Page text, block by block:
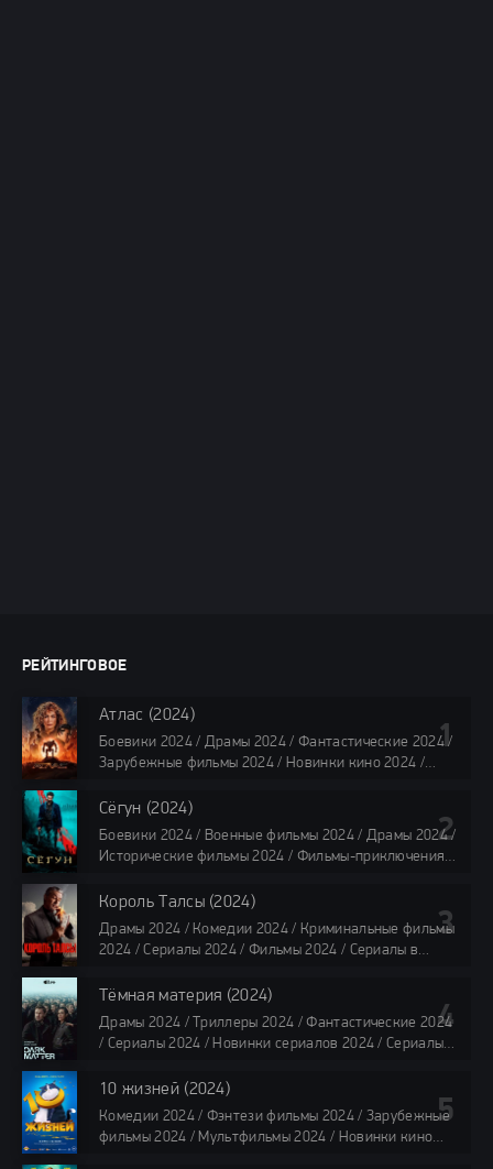
РЕЙТИНГОВОЕ
Атлас (2024)
Боевики 2024 / Драмы 2024 / Фантастические 2024 /
Зарубежные фильмы 2024 / Новинки кино 2024 /
Фильмы 4K / Фильмы 2024 / Популярные фильмы /
Смотреть фильмы онлайн
118 мин.
Сёгун (2024)
Боевики 2024 / Военные фильмы 2024 / Драмы 2024 /
Исторические фильмы 2024 / Фильмы-приключения
Сериалы 4K / Фильмы 2024 / Сериалы в озвучке
TVShows / Сериалы в озвучке LostFilm / Сериалы в
озвучке HDrezka Studio / Смотреть фильмы онлайн
все серии по 45 минут
Король Талсы (2024)
Драмы 2024 / Комедии 2024 / Криминальные фильмы
2024 / Сериалы 2024 / Фильмы 2024 / Сериалы в
Сериалы в озвучке HDrezka Studio / Смотреть фильмы
онлайн
40 мин
Тёмная материя (2024)
Драмы 2024 / Триллеры 2024 / Фантастические 2024
/ Сериалы 2024 / Новинки сериалов 2024 / Сериалы
Сериалы в озвучке LostFilm / Сериалы в озвучке
HDrezka Studio / Смотреть фильмы онлайн
все серии по 45 мин.
10 жизней (2024)
Комедии 2024 / Фэнтези фильмы 2024 / Зарубежные
фильмы 2024 / Мультфильмы 2024 / Новинки кино